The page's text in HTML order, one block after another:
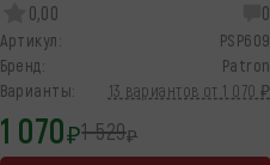
0,00 0
Артикул:
PSP609
Бренд:
Patron
Варианты:
13 вариантов от 1 070 ₽
1 070₽1 529₽